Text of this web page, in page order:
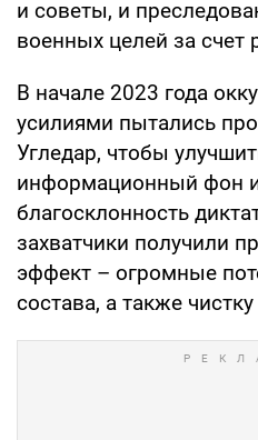
и советы, и
военных целей за счет
В начале 2023 года
усилиями пытались
Угледар, чтобы
информационный фон
благосклонность
захватчики получили
эффект – огромные
состава, а также